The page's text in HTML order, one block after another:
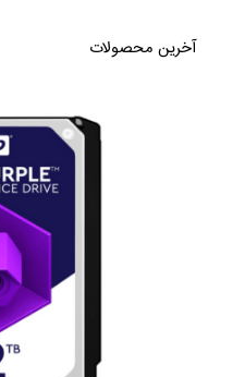
آخرین محصولات